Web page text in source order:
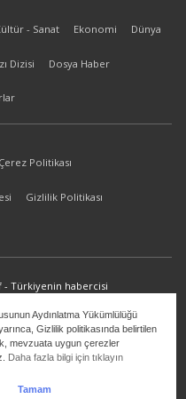
Aydınlatma Yükümlülüğü
Gizlilik politikasında belirtilen
mevzuata uygun çerezler
Daha fazla bilgi için tıklayın
Tamam
- Sanat Ekonomi Dünya
Dizisi Dosya Haber
Çerez Politikası
Gizlilik Politikası
- Türkiyenin habercisi